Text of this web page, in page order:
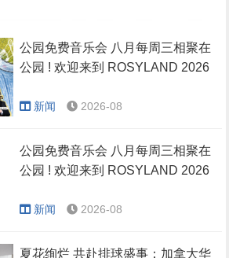
公园免费音乐会 八月每周三相聚在
公园 ! 欢迎来到 ROSYLAND 2026
新闻 2026-08
公园免费音乐会 八月每周三相聚在
公园 ! 欢迎来到 ROSYLAND 2026
新闻 2026-08
夏花绚烂 共赴排球盛事：加拿大华